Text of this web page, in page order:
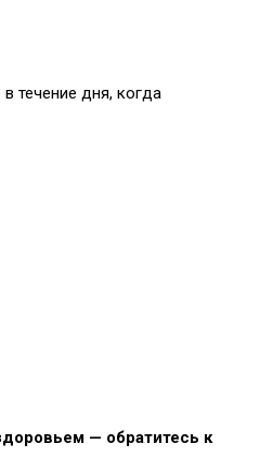
течение дня, когда
— обратитесь к